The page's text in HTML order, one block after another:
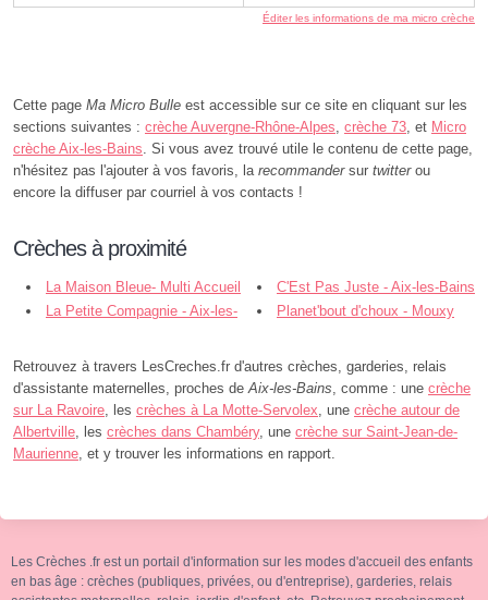
Éditer les informations de ma micro crèche
Cette page Ma Micro Bulle est accessible sur ce site en cliquant sur les
sections suivantes : crèche Auvergne-Rhône-Alpes, crèche 73, et Micro
crèche Aix-les-Bains. Si vous avez trouvé utile le contenu de cette page,
n'hésitez pas l'ajouter à vos favoris, la recommandersur twitterou
encore la diffuser par courriel à vos contacts !
Crèches à proximité
La Maison Bleue- Multi Accueil
Les Grelots - Aix-les-Bains
C'Est Pas Juste - Aix-les-Bains
La Petite Compagnie - Aix-les-
Planet'bout d'choux - Mouxy
Retrouvez à travers LesCreches.fr d'autres crèches, garderies, relais
d'assistante maternelles, proches deAix-les-Bains, comme : une crèche
sur La Ravoire, les crèches à La Motte-Servolex, une crèche autour de
Albertville, les crèches dans Chambéry, une crèche sur Saint-Jean-de-
Maurienne, et y trouver les informations en rapport.
Les Crèches .fr est un portail d'information sur les modes d'accueil des enfants
en bas âge : crèches (publiques, privées, ou d'entreprise), garderies, relais